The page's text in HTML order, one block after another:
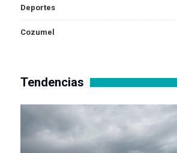
Deportes
Cozumel
Tendencias